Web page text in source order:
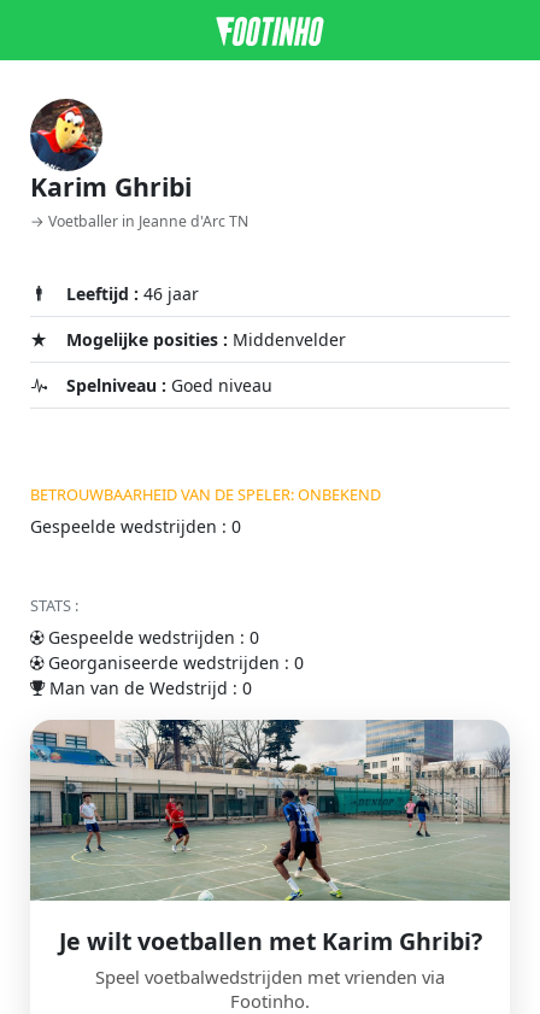
Karim Ghribi
→ Voetballer in Jeanne d'Arc TN
Leeftijd : 46 jaar
Mogelijke posities : Middenvelder
Spelniveau : Goed niveau
BETROUWBAARHEID VAN DE SPELER: ONBEKEND
Gespeelde wedstrijden : 0
STATS :
Gespeelde wedstrijden : 0
Georganiseerde wedstrijden : 0
Man van de Wedstrijd : 0
Je wilt voetballen met Karim Ghribi?
Speel voetbalwedstrijden met vrienden via
Footinho.